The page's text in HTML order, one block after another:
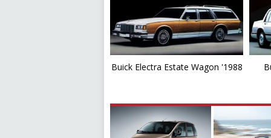
Buick Electra Estate Wagon '1988